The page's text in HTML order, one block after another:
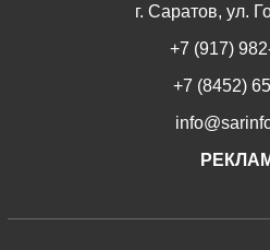
г. Саратов, ул.
+7 (917)
+7 (8452)